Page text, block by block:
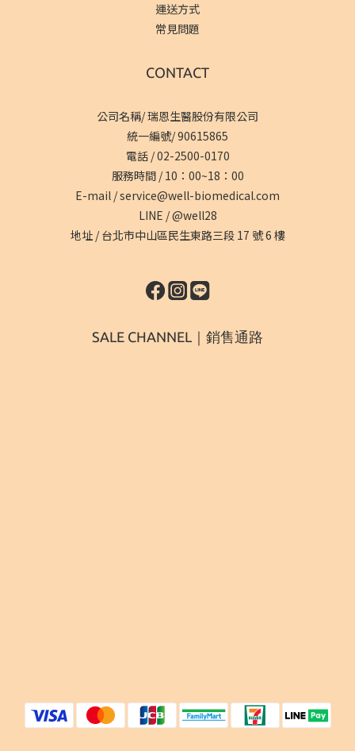
運送方式
常見問題
CONTACT
公司名稱/ 瑞恩生醫股份有限公司
統一編號/ 90615865
電話 /02-2500-0170
服務時間 / 10：00~18：00
E-mail /service@well-biomedical.com
LINE /@well28
地址 /台北市中山區民生東路三段 17 號 6 樓
SALE CHANNEL｜銷售通路